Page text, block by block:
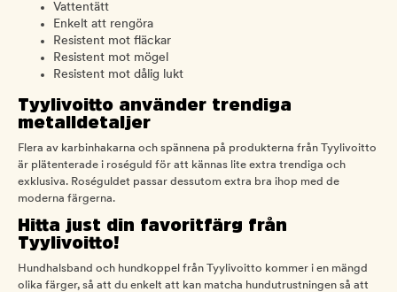
Vattentätt
Enkelt att rengöra
Resistent mot fläckar
Resistent mot mögel
Resistent mot dålig lukt
Tyylivoitto använder trendiga
metalldetaljer
Flera av karbinhakarna och spännena på produkterna från Tyylivoitto
är plätenterade i roséguld för att kännas lite extra trendiga och
exklusiva. Roséguldet passar dessutom extra bra ihop med de
moderna färgerna.
Hitta just din favoritfärg från
Tyylivoitto!
Hundhalsband och hundkoppel från Tyylivoitto kommer i en mängd
olika färger, så att du enkelt att kan matcha hundutrustningen så att